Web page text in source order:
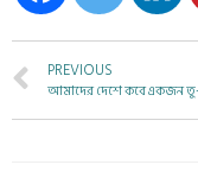
PREVIOUS